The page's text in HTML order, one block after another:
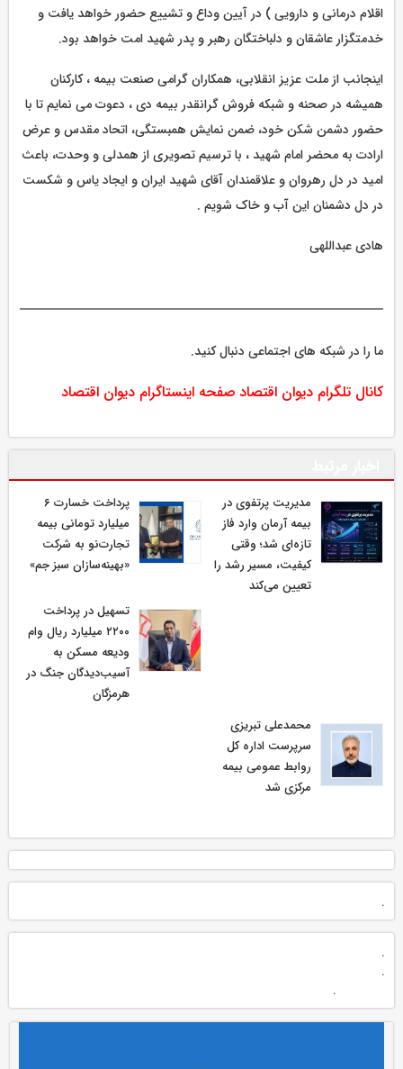
اقلام درمانی و دارویی ) در آیین وداع و تشییع حضور خواهد یافت و
خدمتگزار عاشقان و دلباختگان رهبر و پدر شهید امت خواهد بود.
اینجانب از ملت عزیز انقلابی، همکاران گرامی صنعت بیمه ، کارکنان
همیشه در صحنه و شبکه فروش گرانقدر بیمه دی ، دعوت می نمایم‌ تا با
حضور دشمن شکن خود، ضمن نمایش همبستگی، اتحاد مقدس و عرض
ارادت به محضر امام شهید ، با ترسیم تصویری از همدلی و وحدت، باعث
امید در دل رهروان و علاقمندان آقای شهید ایران و ایجاد یاس و شکست
در دل دشمنان این آب و خاک شویم .
هادی عبداللهی
ما را در شبکه های اجتماعی دنبال کنید.
کانال تلگرام دیوان اقتصاد صفحه اینستاگرام دیوان اقتصاد
مدیریت پرتفوی در
بیمه آرمان وارد فاز
تازه‌ای شد؛ وقتی
کیفیت، مسیر رشد را
تعیین می‌کند
پرداخت خسارت ۶
میلیارد تومانی بیمه
تجارت‌نو به شرکت
«بهینه‌سازان سبز جم»
تسهیل در پرداخت
۲۲۰۰ میلیارد ریال وام
ودیعه مسکن به
آسیب‌دیدگان جنگ در
هرمزگان
محمدعلی تبریزی
سرپرست اداره كل
روابط عمومی بیمه
مركزی شد
.
.
.
.